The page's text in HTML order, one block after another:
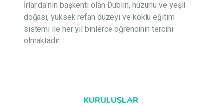
İrlanda'nın başkenti olan Dublin, huzurlu ve yeşil
doğası, yüksek refah düzeyi ve köklü eğitim
sistemi ile her yıl binlerce öğrencinin tercihi
olmaktadır.
KURULUŞLAR